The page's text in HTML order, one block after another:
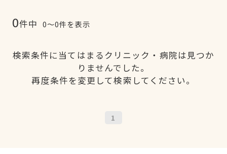
0件中 0〜0件を表示
検索条件に当てはまるクリニック・病院は見つか
りませんでした。
再度条件を変更して検索してください。
1